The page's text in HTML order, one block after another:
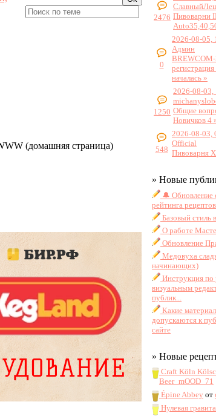
(домашняя страница)
2476 Пивоварни
0
2026-08-05,
Админ
началась »
1250
2026-08-03,
Общие
Новичков 4
548
2026-08-03,
Official
Пивоварня
» Новые
🔔 Обновление
рейтинга рецептов
Базовый стиль
О работе
Обновление
Медовуха
начинающих)
Инструкция по
визуальным
публик...
Какие
допускаются к
сайте
» Новые
Craft Köln
Beer_mOOD_71
Épine Abbeyот
Нулевая